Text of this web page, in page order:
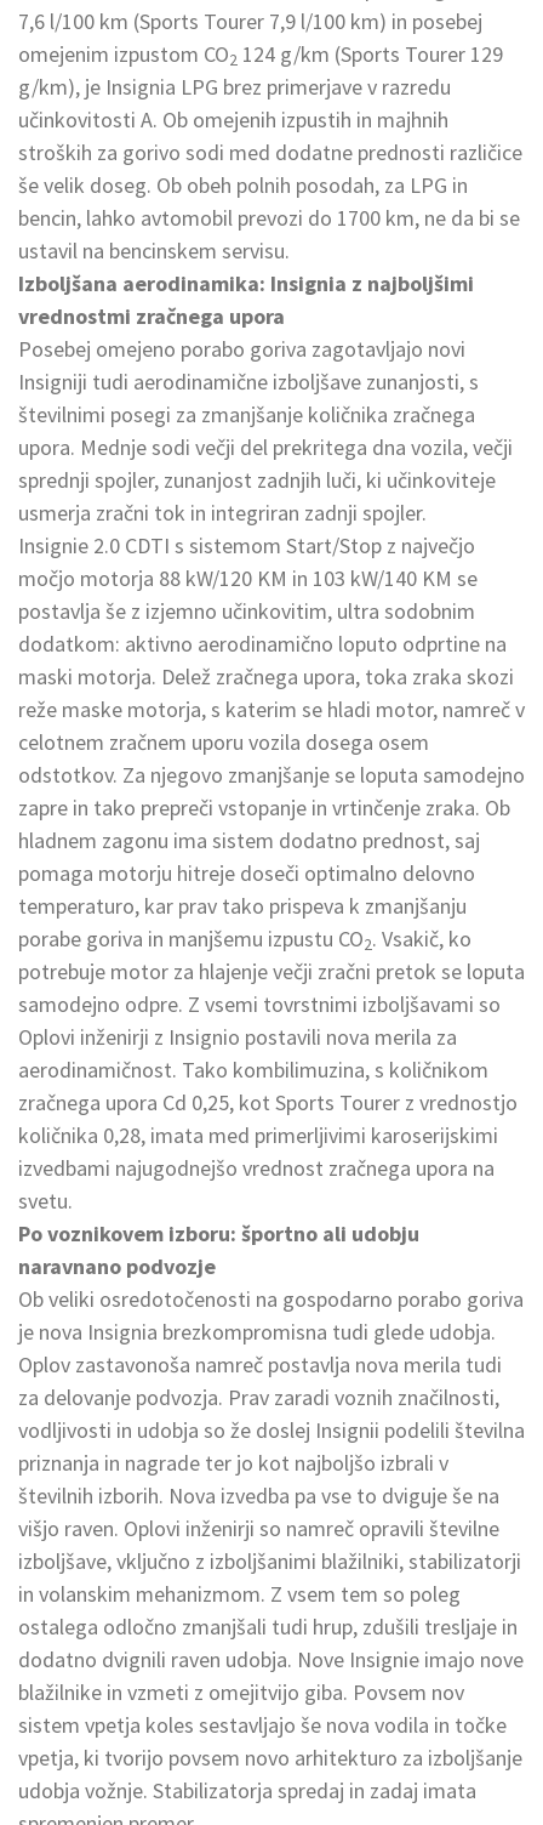
7,6 l/100 km (Sports Tourer 7,9 l/100 km) in posebej
omejenim izpustom CO2 124 g/km (Sports Tourer 129
g/km), je Insignia LPG brez primerjave v razredu
učinkovitosti A. Ob omejenih izpustih in majhnih
stroških za gorivo sodi med dodatne prednosti različice
še velik doseg. Ob obeh polnih posodah, za LPG in
bencin, lahko avtomobil prevozi do 1700 km, ne da bi se
ustavil na bencinskem servisu.
Izboljšana aerodinamika: Insignia z najboljšimi
vrednostmi zračnega upora
Posebej omejeno porabo goriva zagotavljajo novi
Insigniji tudi aerodinamične izboljšave zunanjosti, s
številnimi posegi za zmanjšanje količnika zračnega
upora. Mednje sodi večji del prekritega dna vozila, večji
sprednji spojler, zunanjost zadnjih luči, ki učinkoviteje
usmerja zračni tok in integriran zadnji spojler.
Insignie 2.0 CDTI s sistemom Start/Stop z največjo
močjo motorja 88 kW/120 KM in 103 kW/140 KM se
postavlja še z izjemno učinkovitim, ultra sodobnim
dodatkom: aktivno aerodinamično loputo odprtine na
maski motorja. Delež zračnega upora, toka zraka skozi
reže maske motorja, s katerim se hladi motor, namreč v
celotnem zračnem uporu vozila dosega osem
odstotkov. Za njegovo zmanjšanje se loputa samodejno
zapre in tako prepreči vstopanje in vrtinčenje zraka. Ob
hladnem zagonu ima sistem dodatno prednost, saj
pomaga motorju hitreje doseči optimalno delovno
temperaturo, kar prav tako prispeva k zmanjšanju
porabe goriva in manjšemu izpustu CO2. Vsakič, ko
potrebuje motor za hlajenje večji zračni pretok se loputa
samodejno odpre. Z vsemi tovrstnimi izboljšavami so
Oplovi inženirji z Insignio postavili nova merila za
aerodinamičnost. Tako kombilimuzina, s količnikom
zračnega upora Cd 0,25, kot Sports Tourer z vrednostjo
količnika 0,28, imata med primerljivimi karoserijskimi
izvedbami najugodnejšo vrednost zračnega upora na
svetu.
Po voznikovem izboru: športno ali udobju
naravnano podvozje
Ob veliki osredotočenosti na gospodarno porabo goriva
je nova Insignia brezkompromisna tudi glede udobja.
Oplov zastavonoša namreč postavlja nova merila tudi
za delovanje podvozja. Prav zaradi voznih značilnosti,
vodljivosti in udobja so že doslej Insignii podelili številna
priznanja in nagrade ter jo kot najboljšo izbrali v
številnih izborih. Nova izvedba pa vse to dviguje še na
višjo raven. Oplovi inženirji so namreč opravili številne
izboljšave, vključno z izboljšanimi blažilniki, stabilizatorji
in volanskim mehanizmom. Z vsem tem so poleg
ostalega odločno zmanjšali tudi hrup, zdušili tresljaje in
dodatno dvignili raven udobja. Nove Insignie imajo nove
blažilnike in vzmeti z omejitvijo giba. Povsem nov
sistem vpetja koles sestavljajo še nova vodila in točke
vpetja, ki tvorijo povsem novo arhitekturo za izboljšanje
udobja vožnje. Stabilizatorja spredaj in zadaj imata